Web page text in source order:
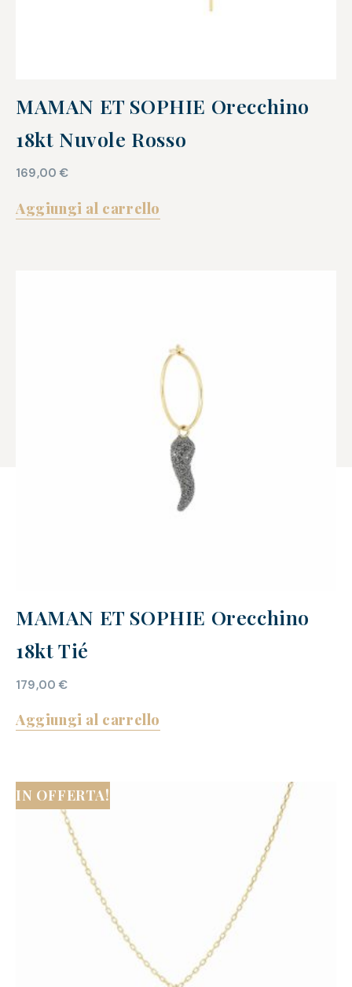
MAMAN ET SOPHIE Orecchino
18kt Nuvole Rosso
169,00€
Aggiungi al carrello
MAMAN ET SOPHIE Orecchino
18kt Tié
179,00€
Aggiungi al carrello
IN OFFERTA!